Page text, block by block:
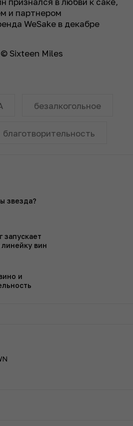
и партнером
WeSake в декабре
© Sixteen Miles
безалкогольное
благотворительность
звезда?
запускает
вин
и